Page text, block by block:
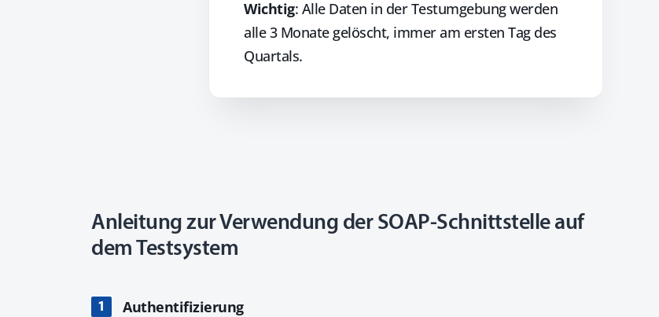
Wichtig: Alle Daten in der Testumgebung werden
alle 3 Monate gelöscht, immer am ersten Tag des
Quartals.
Anleitung zur Verwendung der SOAP-Schnittstelle auf
dem Testsystem
Authentifizierung